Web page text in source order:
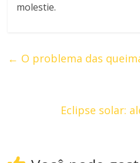
molestie.
← O problema das
Eclipse solar: